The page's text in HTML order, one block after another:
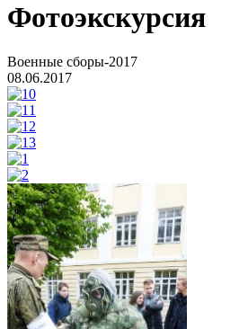
Фотоэкскурсия
Военные сборы-2017
08.06.2017